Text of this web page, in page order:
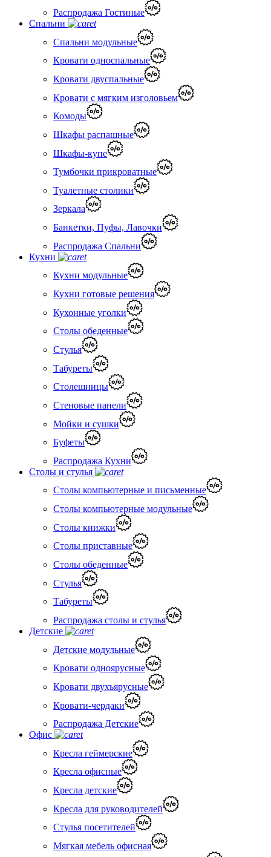
Распродажа Гостиные
Спальни
Спальни модульные
Кровати односпальные
Кровати двуспальные
Кровати с мягким изголовьем
Комоды
Шкафы распашные
Шкафы-купе
Тумбочки прикроватные
Туалетные столики
Зеркала
Банкетки, Пуфы, Лавочки
Распродажа Спальни
Кухни
Кухни модульные
Кухни готовые решения
Кухонные уголки
Столы обеденные
Стулья
Табуреты
Столешницы
Стеновые панели
Мойки и сушки
Буфеты
Распродажа Кухни
Столы и стулья
Столы компьютерные и письменные
Столы компьютерные модульные
Столы книжки
Столы приставные
Столы обеденные
Стулья
Табуреты
Распродажа столы и стулья
Детские
Детские модульные
Кровати одноярусные
Кровати двухъярусные
Кровати-чердаки
Распродажа Детские
Офис
Кресла геймерские
Кресла офисные
Кресла детские
Кресла для руководителей
Стулья посетителей
Мягкая мебель офисная